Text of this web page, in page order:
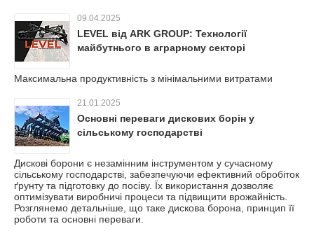
09.04.2025
LEVEL від ARK GROUP: Технології
майбутнього в аграрному секторі
Максимальна продуктивність з мінімальними витратами
21.01.2025
Основні переваги дискових борін у
сільському господарстві
Дискові борони є незамінним інструментом у сучасному
сільському господарстві, забезпечуючи ефективний обробіток
ґрунту та підготовку до посіву. Їх використання дозволяє
оптимізувати виробничі процеси та підвищити врожайність.
Розглянемо детальніше, що таке дискова борона, принцип її
роботи та основні переваги.